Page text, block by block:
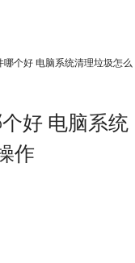
个好 电脑系统清理垃圾怎么
好 电脑系统
作